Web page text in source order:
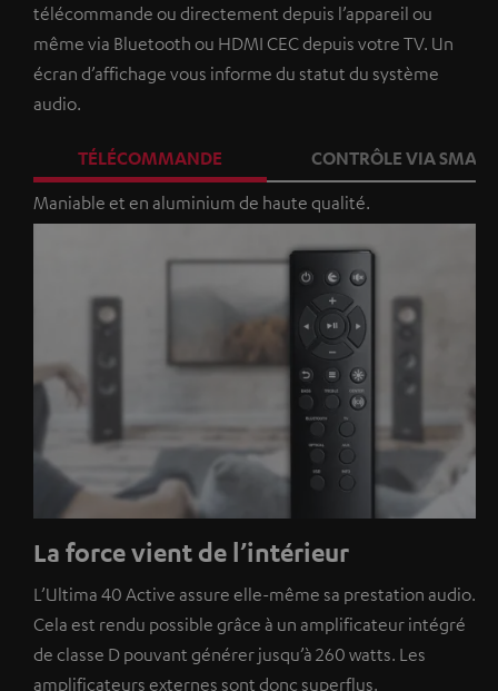
télécommande ou directement depuis l’appareil ou
même via Bluetooth ou HDMI CEC depuis votre TV. Un
écran d’affichage vous informe du statut du système
audio.
TÉLÉCOMMANDE
CONTRÔLE VIA
Maniable et en aluminium de haute qualité.
La force vient de l’intérieur
L’Ultima 40 Active assure elle-même sa prestation audio.
Cela est rendu possible grâce à un amplificateur intégré
de classe D pouvant générer jusqu’à 260 watts. Les
amplificateurs externes sont donc superflus.